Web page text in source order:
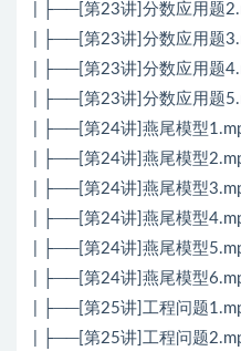
| ├──[第23讲]分数应用题
| ├──[第23讲]分数应用题
| ├──[第23讲]分数应用题
| ├──[第23讲]分数应用题
| ├──[第24讲]燕尾模型
| ├──[第24讲]燕尾模型
| ├──[第24讲]燕尾模型
| ├──[第24讲]燕尾模型
| ├──[第24讲]燕尾模型
| ├──[第24讲]燕尾模型
| ├──[第25讲]工程问题
| ├──[第25讲]工程问题